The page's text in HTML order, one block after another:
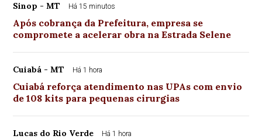
Sinop - MT Há 15 minutos
Após cobrança da Prefeitura, empresa se
compromete a acelerar obra na Estrada Selene
Cuiabá - MT Há 1 hora
Cuiabá reforça atendimento nas UPAs com envio
de 108 kits para pequenas cirurgias
Lucas do Rio Verde Há 1 hora